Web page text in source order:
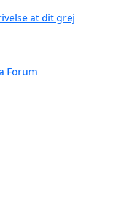
at dit grej
Forum